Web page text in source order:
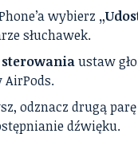
wybierz
słuchawek.
ustaw
AirPods.
odznacz drugą
dźwięku.